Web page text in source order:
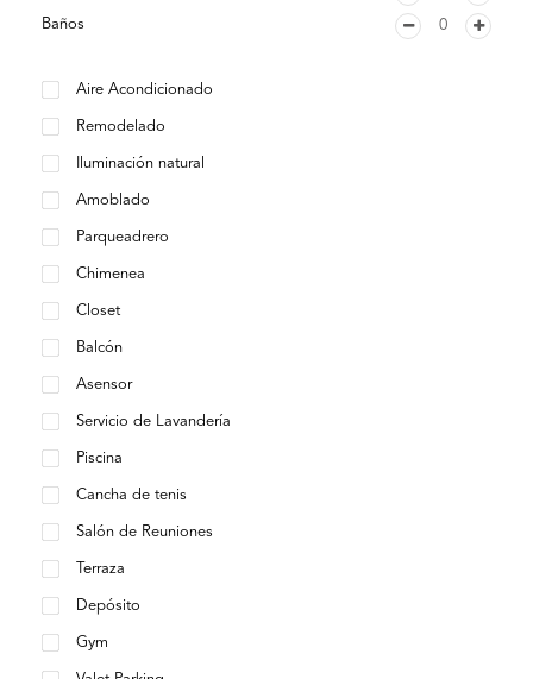
Baños
Aire Acondicionado
Remodelado
Iluminación natural
Amoblado
Parqueadrero
Chimenea
Closet
Balcón
Asensor
Servicio de Lavandería
Piscina
Cancha de tenis
Salón de Reuniones
Terraza
Depósito
Gym